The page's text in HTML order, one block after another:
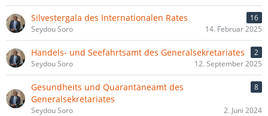
Silvestergala des Internationalen Rates
16
Seydou Soro
14. Februar 2025
Handels- und Seefahrtsamt des Generalsekretariates
2
Seydou Soro
12. September 2025
Gesundheits und Quarantäneamt des
Generalsekretariates
8
Seydou Soro 2. Juni 2024